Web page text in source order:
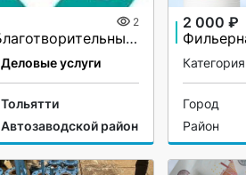
2
Продаю Благотворительный Фонд
Деловые услуги
Тольятти
Автозаводской район
2 000 ₽
Категория
Город
Район